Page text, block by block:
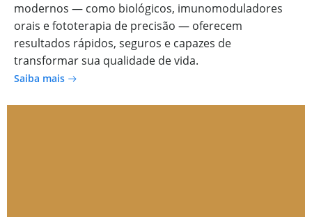
modernos — como biológicos, imunomoduladores
orais e fototerapia de precisão — oferecem
resultados rápidos, seguros e capazes de
transformar sua qualidade de vida.
Saiba mais